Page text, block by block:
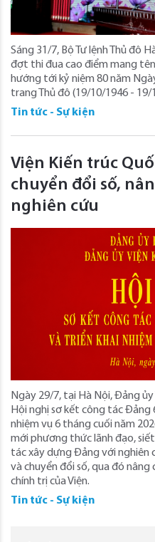
Sáng 31/7, Bộ Tư lệnh Thủ đô
đợt thi đua cao điểm mang
hướng tới kỷ niệm 80 năm
trang Thủ đô (19/10/1946 - 19/
Tin tức - Sự kiện
Viện Kiến trúc
chuyển đổi số,
nghiên cứu
Ngày 29/7, tại Hà Nội, Đảng
Hội nghị sơ kết công tác Đảng
nhiệm vụ 6 tháng cuối năm
mới phương thức lãnh đạo,
tác xây dựng Đảng với nghiên
và chuyển đổi số, qua đó
chính trị của Viện.
Tin tức - Sự kiện